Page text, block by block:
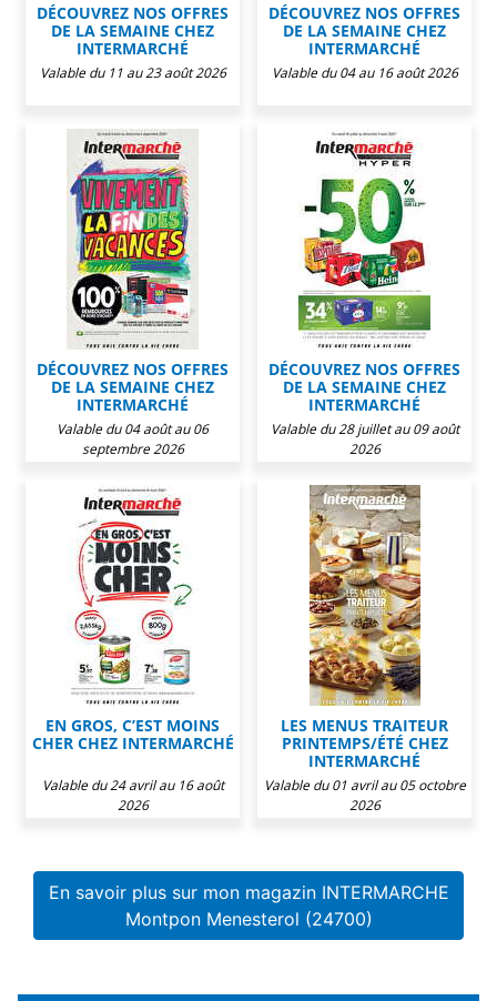
DÉCOUVREZ NOS OFFRES
DE LA SEMAINE CHEZ
INTERMARCHÉ
Valable du 11 au 23 août 2026
DÉCOUVREZ NOS OFFRES
DE LA SEMAINE CHEZ
INTERMARCHÉ
Valable du 04 au 16 août 2026
DÉCOUVREZ NOS OFFRES
DE LA SEMAINE CHEZ
INTERMARCHÉ
Valable du 04 août au 06
septembre 2026
DÉCOUVREZ NOS OFFRES
DE LA SEMAINE CHEZ
INTERMARCHÉ
Valable du 28 juillet au 09 août
2026
EN GROS, C’EST MOINS
CHER CHEZ INTERMARCHÉ
Valable du 24 avril au 16 août
2026
LES MENUS TRAITEUR
PRINTEMPS/ÉTÉ CHEZ
INTERMARCHÉ
Valable du 01 avril au 05 octobre
2026
En savoir plus sur mon magazin INTERMARCHE
Montpon Menesterol (24700)